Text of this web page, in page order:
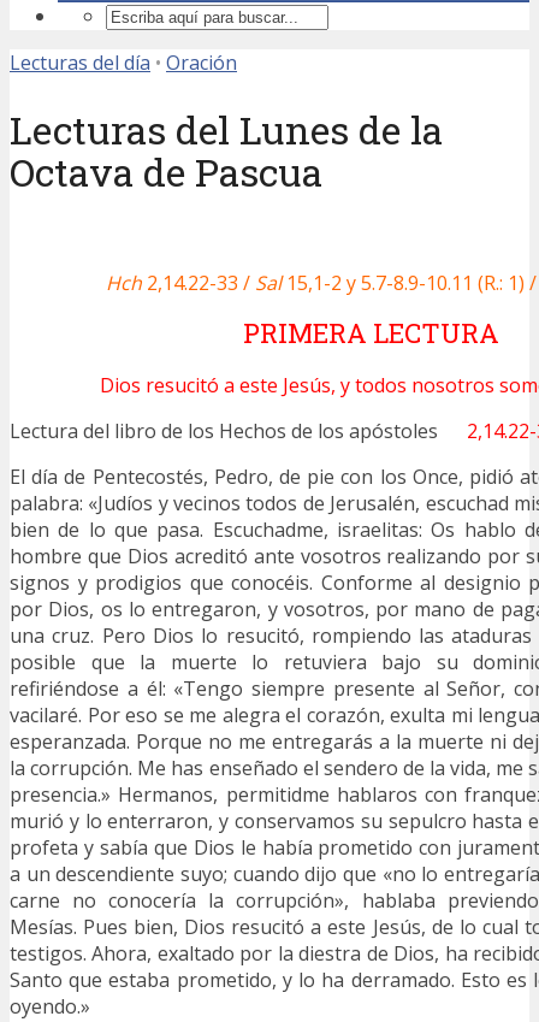
Lecturas del día • Oración
Lecturas del Lunes de la
Octava de Pascua
Hch2,14.22-33 / Sal15,1-2 y 5.7-8.9-10.11 (R.: 1)
PRIMERA LECTURA
Dios resucitó a este Jesús, y todos nosotros
Lectura del libro de los Hechos de los apóstoles
El día de Pentecostés, Pedro, de pie con los Once, pidió
palabra: «Judíos y vecinos todos de Jerusalén, escuchad
bien de lo que pasa. Escuchadme, israelitas: Os hablo
hombre que Dios acreditó ante vosotros realizando por
signos y prodigios que conocéis. Conforme al designio
por Dios, os lo entregaron, y vosotros, por mano de
una cruz. Pero Dios lo resucitó, rompiendo las
posible que la muerte lo retuviera bajo su
refiriéndose a él: «Tengo siempre presente al Señor,
vacilaré. Por eso se me alegra el corazón, exulta mi
esperanzada. Porque no me entregarás a la muerte ni
la corrupción. Me has enseñado el sendero de la vida, me
presencia.» Hermanos, permitidme hablaros con
murió y lo enterraron, y conservamos su sepulcro hasta
profeta y sabía que Dios le había prometido con
a un descendiente suyo; cuando dijo que «no lo
carne no conocería la corrupción», hablaba
Mesías. Pues bien, Dios resucitó a este Jesús, de lo cual
testigos. Ahora, exaltado por la diestra de Dios, ha
Santo que estaba prometido, y lo ha derramado. Esto es
oyendo.»